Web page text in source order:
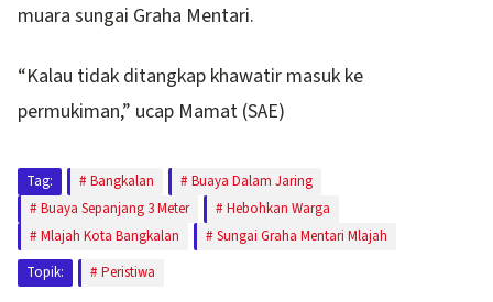
muara sungai Graha Mentari.
“Kalau tidak ditangkap khawatir masuk ke
permukiman,” ucap Mamat (SAE)
Tag: Bangkalan
Buaya Dalam Jaring
Buaya Sepanjang 3 Meter
Hebohkan Warga
Mlajah Kota Bangkalan
Sungai Graha Mentari Mlajah
Topik:
Peristiwa